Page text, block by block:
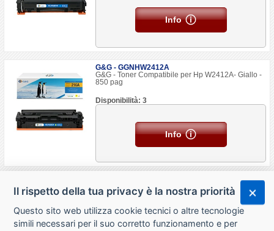
Info
G&G - GGNHW2412A
G&G - Toner Compatibile per Hp W2412A- Giallo -
850 pag
Disponibilità: 3
Info
Il rispetto della tua privacy è la nostra priorità
Questo sito web utilizza cookie tecnici o altre tecnologie
simili necessari per il suo corretto funzionamento e per